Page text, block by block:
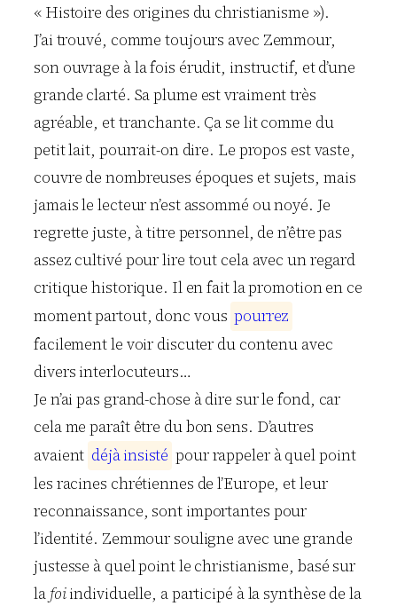
« Histoire des origines du christianisme »).
J’ai trouvé, comme toujours avec Zemmour,
son ouvrage à la fois érudit, instructif, et d’une
grande clarté. Sa plume est vraiment très
agréable, et tranchante. Ça se lit comme du
petit lait, pourrait-on dire. Le propos est vaste,
couvre de nombreuses époques et sujets, mais
jamais le lecteur n’est assommé ou noyé. Je
regrette juste, à titre personnel, de n’être pas
assez cultivé pour lire tout cela avec un regard
critique historique. Il en fait la promotion en ce
moment partout, donc vous pourrez
facilement le voir discuter du contenu avec
divers interlocuteurs…
Je n’ai pas grand-chose à dire sur le fond, car
cela me paraît être du bon sens. D’autres
avaient déjàinsisté pour rappeler à quel point
les racines chrétiennes de l’Europe, et leur
reconnaissance, sont importantes pour
l’identité. Zemmour souligne avec une grande
justesse à quel point le christianisme, basé sur
la foiindividuelle, a participé à la synthèse de la